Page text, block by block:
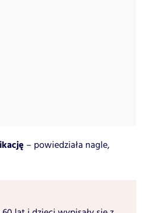
– powiedziała nagle,